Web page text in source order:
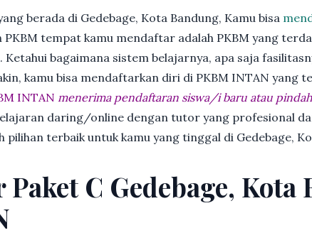
berada di Gedebage, Kota Bandung, Kamu bisa
PKBM tempat kamu mendaftar adalah PKBM yang
bagaimana sistem belajarnya, apa saja
kamu bisa mendaftarkan diri di PKBM INTAN yang
INTAN menerima pendaftaran siswa/i baru atau
daring/online dengan tutor yang profesional
pilihan terbaik untuk kamu yang tinggal di Gedebage,
Paket C Gedebage,